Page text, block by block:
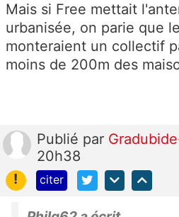
Mais si Free mettait
urbanisée, on parie que
monteraient un collectif
moins de 200m des
Publié par
20h38
!
citer